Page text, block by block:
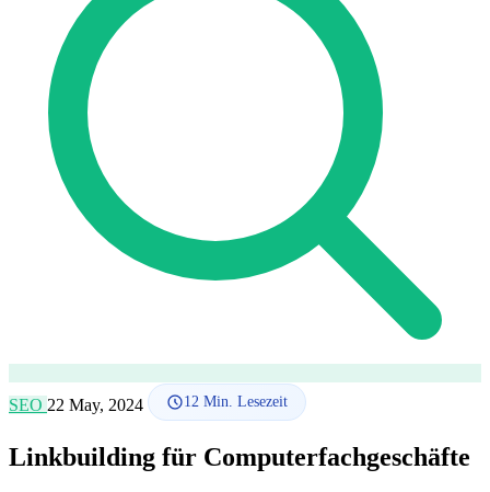
SEO-Beratung Linkaufbau
Beratung
SEO-Mentoring
So funktioniert es
Sprache
🇪🇸 ES
🇬🇧 EN 🇮🇹 IT
SEO 22 May, 2024 12 Min. Lesezeit
Linkbuilding für Computerfachgeschäfte